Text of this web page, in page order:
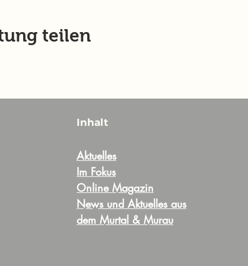
teilen
Inhalt
Aktuelles
Im Fokus
Online Magazin
News und Aktuelles aus
dem Murtal & Murau